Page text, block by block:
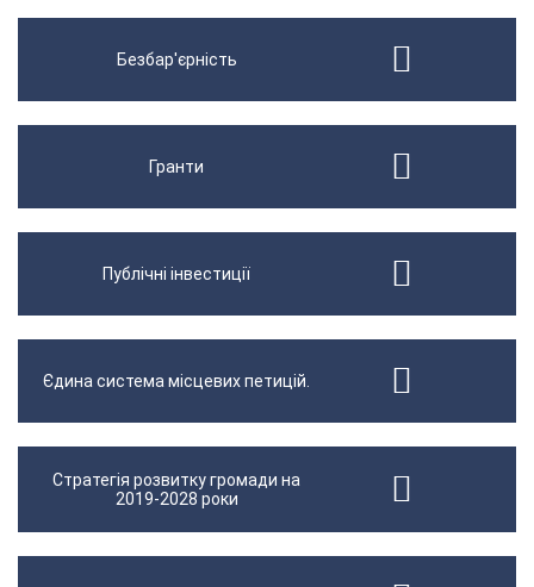
Безбар'єрність
Гранти
Публічні інвестиції
Єдина система місцевих петицій.
Стратегія розвитку громади на
2019-2028 роки